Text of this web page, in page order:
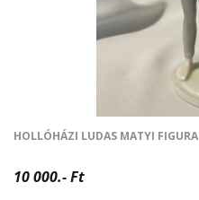
HOLLÓHÁZI LUDAS MATYI FIGURA
10 000.- Ft